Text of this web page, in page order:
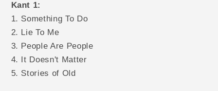
Kant 1:
1. Something To Do
2. Lie To Me
3. People Are People
4. It Doesn't Matter
5. Stories of Old